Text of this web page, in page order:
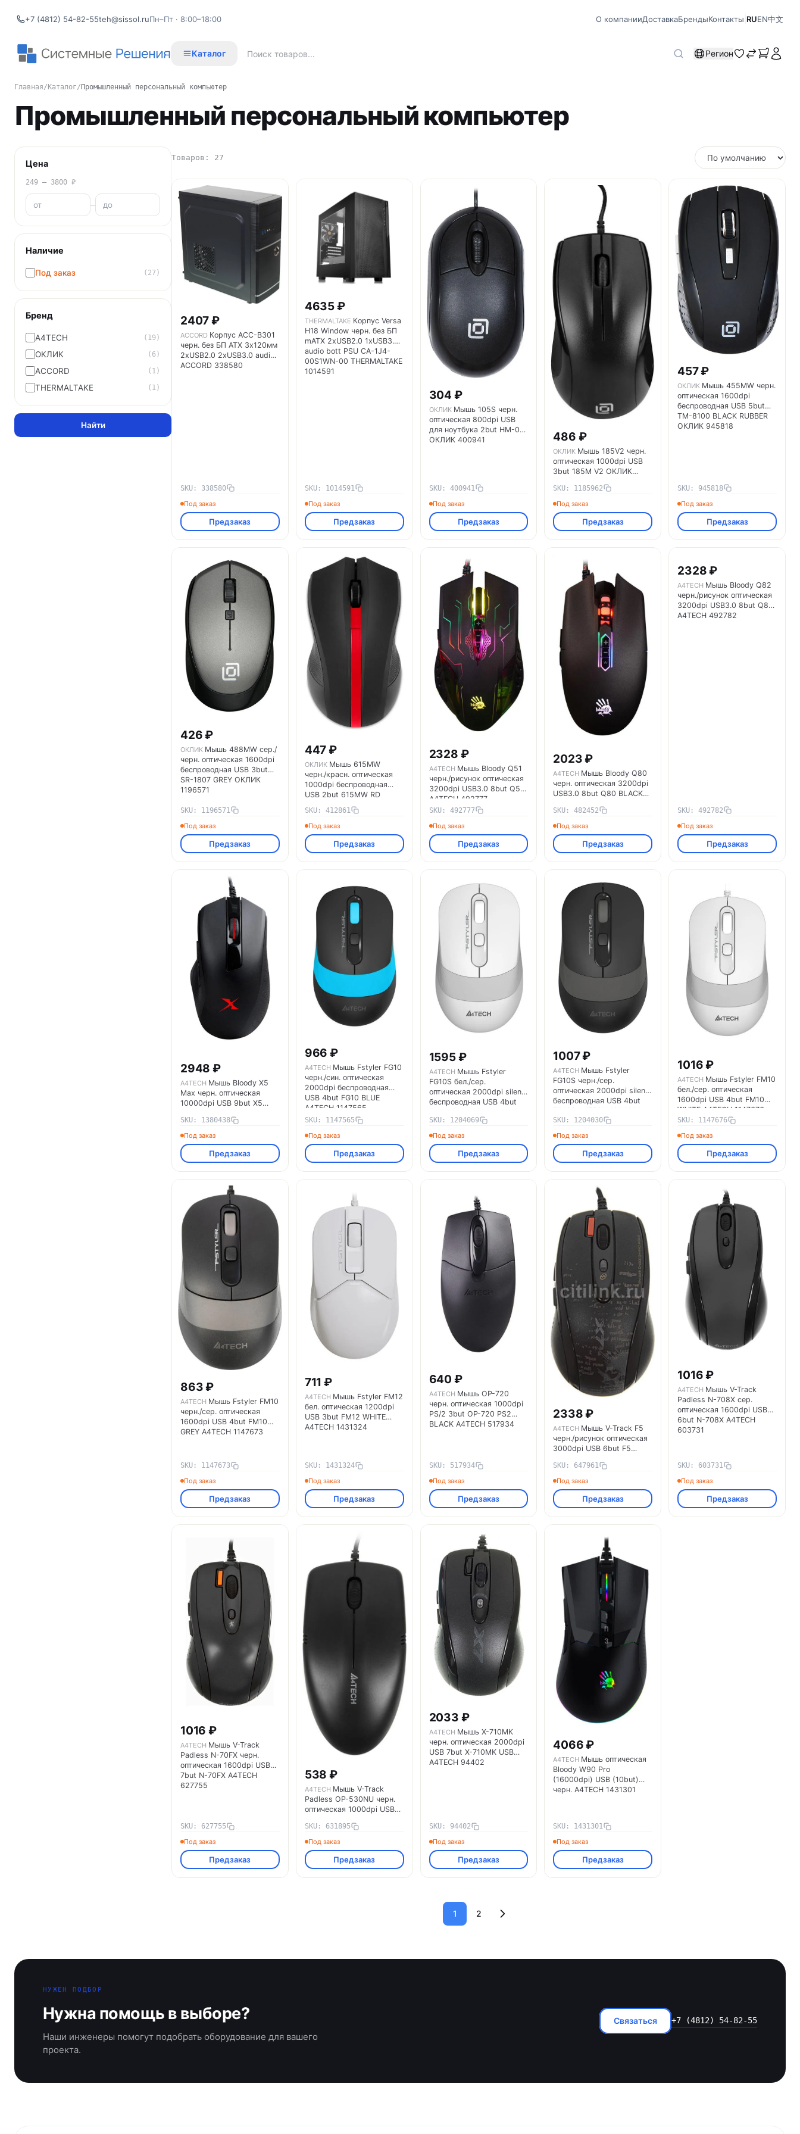
+7 (4812) 54-82-55teh@sissol.ruПн–Пт · 8:00–18:00 О компанииДоставкаБрендыКонтакты RUEN中文
Каталог Регион
Главная/ Каталог/ Промышленный персональный компьютер
Промышленный персональный компьютер
Цена
249 – 3800 ₽
–
Наличие
Под заказ (27)
Бренд
A4TECH (19)
ОКЛИК (6)
ACCORD (1)
THERMALTAKE (1)
Найти
Товаров: 27
2407 ₽
ACCORD Корпус ACC-B301
черн. без БП ATX 3х120мм
2хUSB2.0 2хUSB3.0 audio
ACCORD 338580
SKU: 338580
Под заказ
Предзаказ
4635 ₽
THERMALTAKE Корпус Versa
H18 Window черн. без БП
mATX 2хUSB2.0 1xUSB3.0
audio bott PSU CA-1J4-
00S1WN-00 THERMALTAKE
1014591
SKU: 1014591
Под заказ
Предзаказ
304 ₽
ОКЛИК Мышь 105S черн.
оптическая 800dpi USB
для ноутбука 2but HM-01
ОКЛИК 400941
SKU: 400941
Под заказ
Предзаказ
486 ₽
ОКЛИК Мышь 185V2 черн.
оптическая 1000dpi USB
3but 185M V2 ОКЛИК
SKU: 1185962
Под заказ
Предзаказ
457 ₽
ОКЛИК Мышь 455MW черн.
оптическая 1600dpi
беспроводная USB 5but
TM-8100 BLACK RUBBER
ОКЛИК 945818
SKU: 945818
Под заказ
Предзаказ
426 ₽
ОКЛИК Мышь 488MW сер./
черн. оптическая 1600dpi
беспроводная USB 3but
SR-1807 GREY ОКЛИК
1196571
SKU: 1196571
Под заказ
Предзаказ
447 ₽
ОКЛИК Мышь 615MW
черн./красн. оптическая
1000dpi беспроводная
USB 2but 615MW RD
ОКЛИК 412861
SKU: 412861
Под заказ
Предзаказ
2328 ₽
A4TECH Мышь Bloody Q51
черн./рисунок оптическая
3200dpi USB3.0 8but Q51
A4TECH 492777
SKU: 492777
Под заказ
Предзаказ
2023 ₽
A4TECH Мышь Bloody Q80
черн. оптическая 3200dpi
USB3.0 8but Q80 BLACK
SKU: 482452
Под заказ
Предзаказ
2328 ₽
A4TECH Мышь Bloody Q82
черн./рисунок оптическая
3200dpi USB3.0 8but Q82
A4TECH 492782
SKU: 492782
Под заказ
Предзаказ
2948 ₽
A4TECH Мышь Bloody X5
Max черн. оптическая
10000dpi USB 9but X5
SKU: 1380438
Под заказ
Предзаказ
966 ₽
A4TECH Мышь Fstyler FG10
черн./син. оптическая
2000dpi беспроводная
USB 4but FG10 BLUE
A4TECH 1147565
SKU: 1147565
Под заказ
Предзаказ
1595 ₽
A4TECH Мышь Fstyler
FG10S бел./сер.
оптическая 2000dpi silent
беспроводная USB 4but
SKU: 1204069
Под заказ
Предзаказ
1007 ₽
A4TECH Мышь Fstyler
FG10S черн./сер.
оптическая 2000dpi silent
беспроводная USB 4but
FG10S A4TECH 1204030
SKU: 1204030
Под заказ
Предзаказ
1016 ₽
A4TECH Мышь Fstyler FM10
бел./сер. оптическая
1600dpi USB 4but FM10
WHITE A4TECH 1147676
SKU: 1147676
Под заказ
Предзаказ
863 ₽
A4TECH Мышь Fstyler FM10
черн./сер. оптическая
1600dpi USB 4but FM10
GREY A4TECH 1147673
SKU: 1147673
Под заказ
Предзаказ
711 ₽
A4TECH Мышь Fstyler FM12
бел. оптическая 1200dpi
USB 3but FM12 WHITE
A4TECH 1431324
SKU: 1431324
Под заказ
Предзаказ
640 ₽
A4TECH Мышь OP-720
черн. оптическая 1000dpi
PS/2 3but OP-720 PS2
BLACK A4TECH 517934
SKU: 517934
Под заказ
Предзаказ
2338 ₽
A4TECH Мышь V-Track F5
черн./рисунок оптическая
3000dpi USB 6but F5
SKU: 647961
Под заказ
Предзаказ
1016 ₽
A4TECH Мышь V-Track
Padless N-708X сер.
оптическая 1600dpi USB
6but N-708X A4TECH
603731
SKU: 603731
Под заказ
Предзаказ
1016 ₽
A4TECH Мышь V-Track
Padless N-70FX черн.
оптическая 1600dpi USB
7but N-70FX A4TECH
627755
SKU: 627755
Под заказ
Предзаказ
538 ₽
A4TECH Мышь V-Track
Padless OP-530NU черн.
оптическая 1000dpi USB
631895
SKU: 631895
Под заказ
Предзаказ
2033 ₽
A4TECH Мышь X-710MK
черн. оптическая 2000dpi
USB 7but X-710MK USB
A4TECH 94402
SKU: 94402
Под заказ
Предзаказ
4066 ₽
A4TECH Мышь оптическая
Bloody W90 Pro
(16000dpi) USB (10but)
черн. A4TECH 1431301
SKU: 1431301
Под заказ
Предзаказ
1 2
НУЖЕН ПОДБОР
Нужна помощь в выборе?
Наши инженеры помогут подобрать оборудование для вашего
проекта.
Связаться +7 (4812) 54-82-55